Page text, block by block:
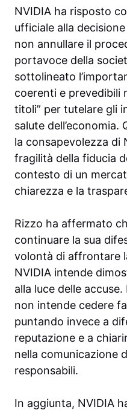
NVIDIA ha risposto
ufficiale alla
non annullare il
portavoce della
sottolineato
coerenti e prevedibili
titoli” per tutelare gli
salute
la consapevolezza di
fragilità della fiducia
contesto di un
chiarezza e la
Rizzo ha affermato
continuare la sua
volontà di affrontare
NVIDIA intende
alla luce delle accuse.
non intende cedere
puntando invece a
reputazione e a
nella comunicazione
responsabili.
In aggiunta, NVIDIA